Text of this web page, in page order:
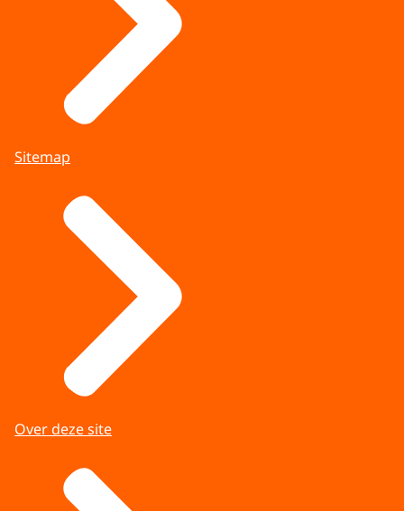
Sitemap
Over deze site